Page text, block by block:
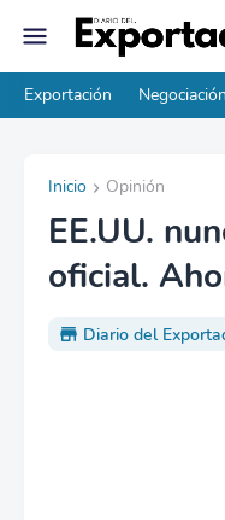
Exportación Negociación
Inicio Opinión
EE.UU.
oficial.
Diario del